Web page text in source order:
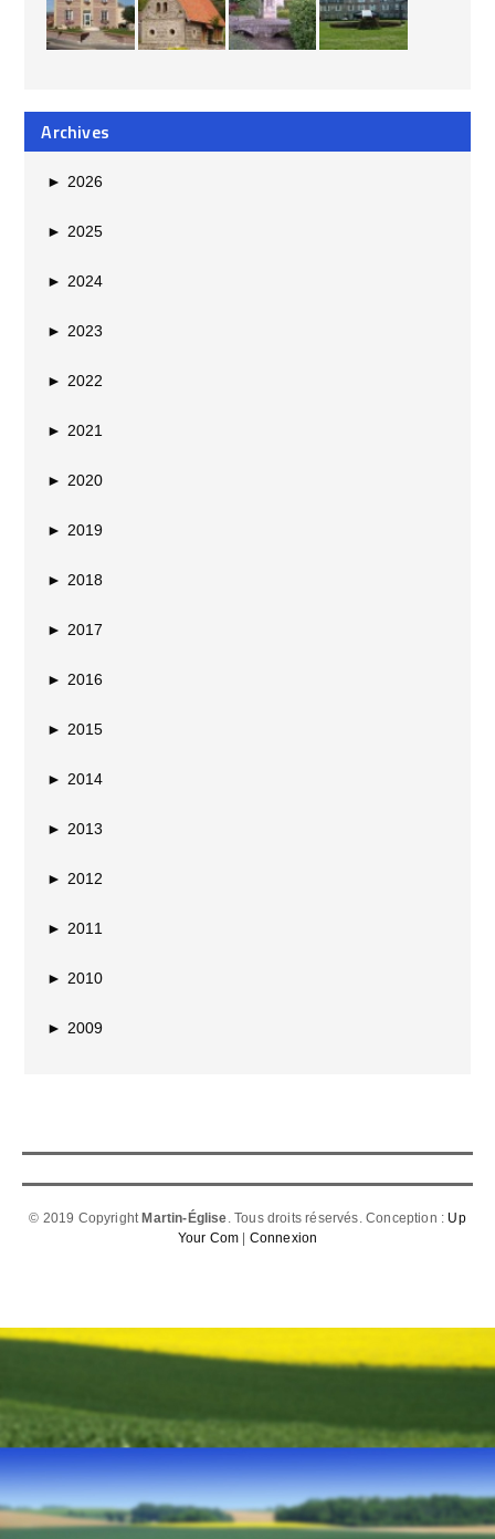
Archives
► 2026
► 2025
► 2024
► 2023
► 2022
► 2021
► 2020
► 2019
► 2018
► 2017
► 2016
► 2015
► 2014
► 2013
► 2012
► 2011
► 2010
► 2009
© 2019 Copyright Martin-Église. Tous droits réservés. Conception : Up
Your Com
Connexion